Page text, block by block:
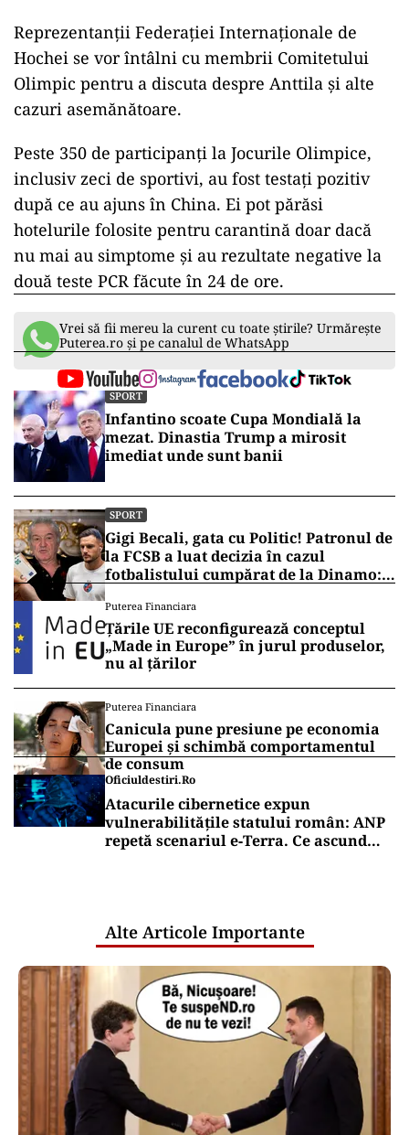
Reprezentanții Federației Internaționale de
Hochei se vor întâlni cu membrii Comitetului
Olimpic pentru a discuta despre Anttila și alte
cazuri asemănătoare.
Peste 350 de participanți la Jocurile Olimpice,
inclusiv zeci de sportivi, au fost testați pozitiv
după ce au ajuns în China. Ei pot părăsi
hotelurile folosite pentru carantină doar dacă
nu mai au simptome și au rezultate negative la
două teste PCR făcute în 24 de ore.
Vrei să fii mereu la curent cu toate știrile? Urmărește
Puterea.ro și pe canalul de WhatsApp
SPORT
Infantino scoate Cupa Mondială la
mezat. Dinastia Trump a mirosit
imediat unde sunt banii
SPORT
Gigi Becali, gata cu Politic! Patronul de
la FCSB a luat decizia în cazul
fotbalistului cumpărat de la Dinamo:
Puterea Financiara
Țările UE reconfigurează conceptul
„Made in Europe” în jurul produselor,
nu al țărilor
Puterea Financiara
Canicula pune presiune pe economia
Europei și schimbă comportamentul
de consum
Oficiuldestiri.ro
Atacurile cibernetice expun
vulnerabilitățile statului român: ANP
repetă scenariul e‑Terra. Ce ascund
Alte Articole Importante